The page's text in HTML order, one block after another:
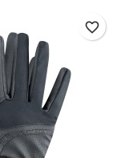
favorite_border